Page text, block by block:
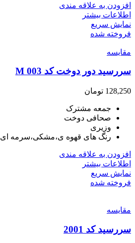
افزودن به علاقه مندی
اطلاعات بیشتر
نمایش سریع
فروخته شده
مقايسه
سررسید دور دوخت کد M 003
128,250 تومان
جمعه مشترک
صحافی دوخت
وزیری
رنگ های قهوه ی،مشکی،سرمه ای
افزودن به علاقه مندی
اطلاعات بیشتر
نمایش سریع
فروخته شده
مقايسه
سررسید کد 2001